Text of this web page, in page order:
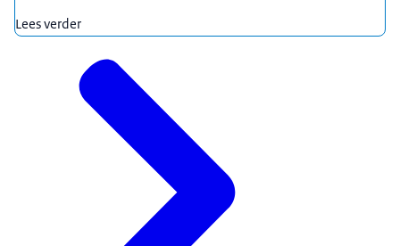
Lees verder